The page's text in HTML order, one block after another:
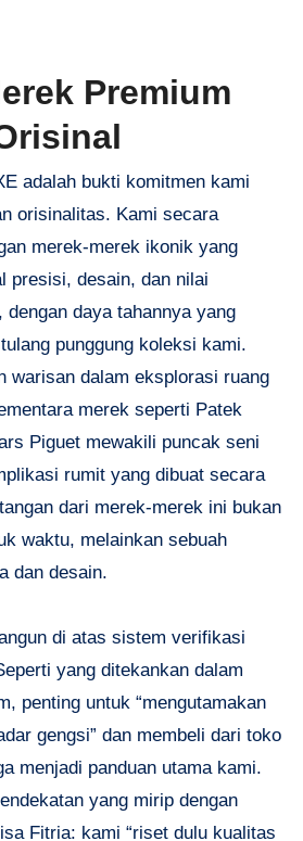
Premium
adalah bukti komitmen kami
orisinalitas. Kami secara
merek-merek ikonik yang
presisi, desain, dan nilai
daya tahannya yang
punggung koleksi kami.
warisan dalam eksplorasi ruang
merek seperti Patek
Piguet mewakili puncak seni
rumit yang dibuat secara
dari merek-merek ini bukan
waktu, melainkan sebuah
dan desain.
di atas sistem verifikasi
yang ditekankan dalam
penting untuk “mengutamakan
gengsi” dan membeli dari toko
menjadi panduan utama kami.
yang mirip dengan
Fitria: kami “riset dulu kualitas